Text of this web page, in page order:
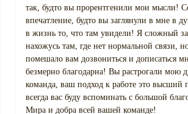
так, будто вы прорентгенили мои мысли!
впечатление, будто вы заглянули в мне в
в жизнь то, что там увидели! Я сложный
нахожусь там, где нет нормальной связи,
помешало вам дозвониться и дописаться
безмерно благодарна! Вы растрогали мою
команда, ваш подход к работе это высший
всегда вас буду вспоминать с большой
Мира и добра всей вашей команде!